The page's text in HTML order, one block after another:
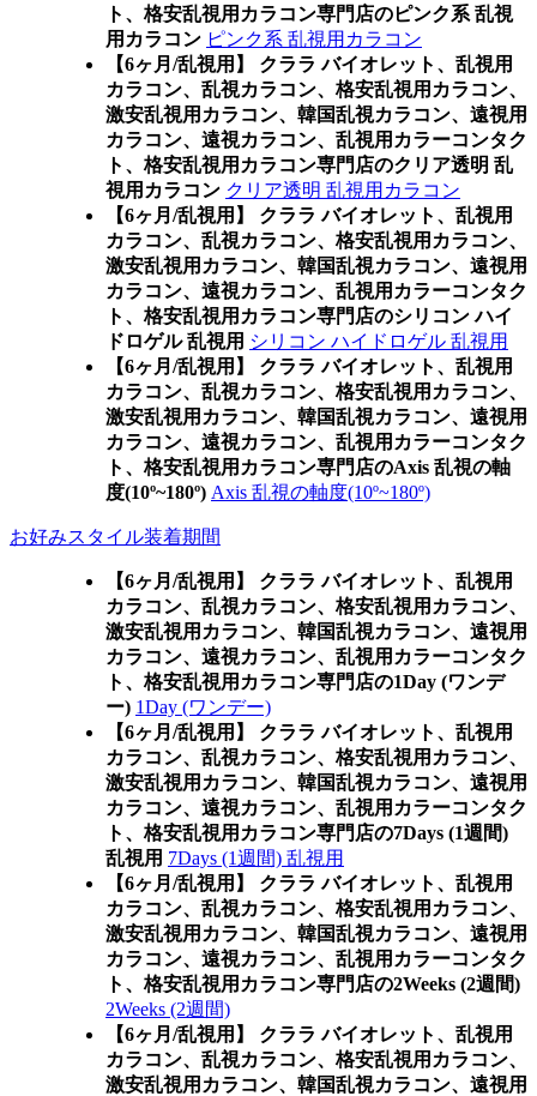
ト、格安乱視用カラコン専門店のピンク系 乱視
用カラコン ピンク系 乱視用カラコン
【6ヶ月/乱視用】 クララ バイオレット、乱視用
カラコン、乱視カラコン、格安乱視用カラコン、
激安乱視用カラコン、韓国乱視カラコン、遠視用
カラコン、遠視カラコン、乱視用カラーコンタク
ト、格安乱視用カラコン専門店のクリア透明 乱
視用カラコン クリア透明 乱視用カラコン
【6ヶ月/乱視用】 クララ バイオレット、乱視用
カラコン、乱視カラコン、格安乱視用カラコン、
激安乱視用カラコン、韓国乱視カラコン、遠視用
カラコン、遠視カラコン、乱視用カラーコンタク
ト、格安乱視用カラコン専門店のシリコン ハイ
ドロゲル 乱視用 シリコン ハイドロゲル 乱視用
【6ヶ月/乱視用】 クララ バイオレット、乱視用
カラコン、乱視カラコン、格安乱視用カラコン、
激安乱視用カラコン、韓国乱視カラコン、遠視用
カラコン、遠視カラコン、乱視用カラーコンタク
ト、格安乱視用カラコン専門店のAxis 乱視の軸
度(10º~180º) Axis 乱視の軸度(10º~180º)
お好みスタイル装着期間
【6ヶ月/乱視用】 クララ バイオレット、乱視用
カラコン、乱視カラコン、格安乱視用カラコン、
激安乱視用カラコン、韓国乱視カラコン、遠視用
カラコン、遠視カラコン、乱視用カラーコンタク
ト、格安乱視用カラコン専門店の1Day (ワンデ
ー) 1Day (ワンデー)
【6ヶ月/乱視用】 クララ バイオレット、乱視用
カラコン、乱視カラコン、格安乱視用カラコン、
激安乱視用カラコン、韓国乱視カラコン、遠視用
カラコン、遠視カラコン、乱視用カラーコンタク
ト、格安乱視用カラコン専門店の7Days (1週間)
乱視用 7Days (1週間) 乱視用
【6ヶ月/乱視用】 クララ バイオレット、乱視用
カラコン、乱視カラコン、格安乱視用カラコン、
激安乱視用カラコン、韓国乱視カラコン、遠視用
カラコン、遠視カラコン、乱視用カラーコンタク
ト、格安乱視用カラコン専門店の2Weeks (2週間)
2Weeks (2週間)
【6ヶ月/乱視用】 クララ バイオレット、乱視用
カラコン、乱視カラコン、格安乱視用カラコン、
激安乱視用カラコン、韓国乱視カラコン、遠視用